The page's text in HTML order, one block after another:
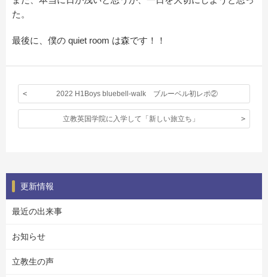
た。
最後に、僕の quiet room は森です！！
2022 H1Boys bluebell-walk ブルーベル初レポ②
立教英国学院に入学して「新しい旅立ち」
更新情報
最近の出来事
お知らせ
立教生の声